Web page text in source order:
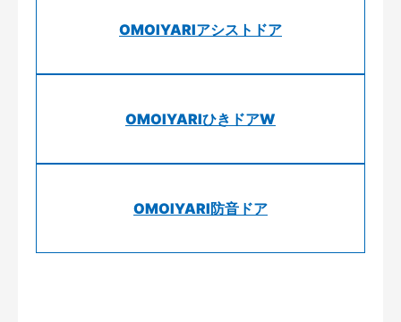
OMOIYARIアシストドア
OMOIYARIひきドアW
OMOIYARI防音ドア